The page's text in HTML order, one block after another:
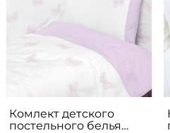
Комлект детского
постельного белья